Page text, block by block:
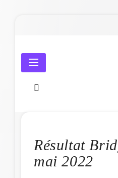
Amicale
Résultat
mai 2022